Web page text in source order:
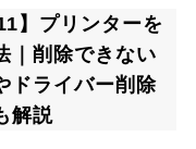
】プリンターを
｜削除できない
ドライバー削除
解説